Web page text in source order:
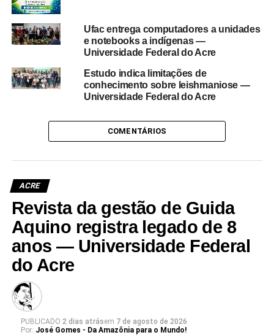
Ufac entrega computadores a unidades
e notebooks a indígenas —
Universidade Federal do Acre
Estudo indica limitações de
conhecimento sobre leishmaniose —
Universidade Federal do Acre
COMENTÁRIOS
ACRE
Revista da gestão de Guida
Aquino registra legado de 8
anos — Universidade Federal
do Acre
PUBLICADO 2 dias atrásem 7 de agosto de 2026
Por: José Gomes - Da Amazônia para o Mundo!